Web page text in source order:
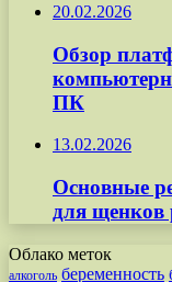
20.02.2026
Обзор
ПК
13.02.2026
Основные
для щенков
Облако меток
алкоголь беременность